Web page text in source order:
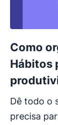
Como
Hábitos
Dê todo o
precisa